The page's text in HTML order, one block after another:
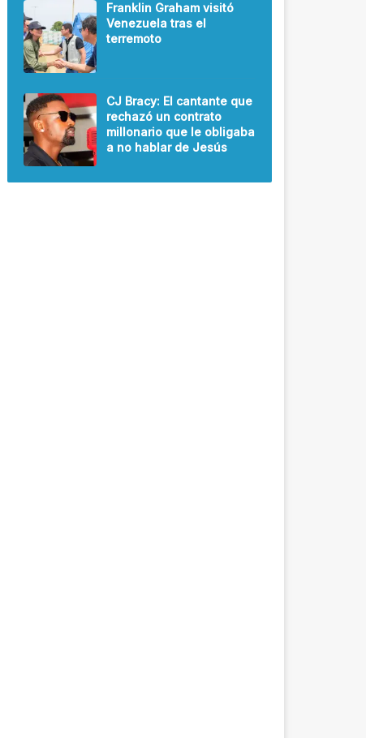
Franklin Graham visitó
Venezuela tras el
terremoto
CJ Bracy: El cantante que
rechazó un contrato
millonario que le obligaba
a no hablar de Jesús